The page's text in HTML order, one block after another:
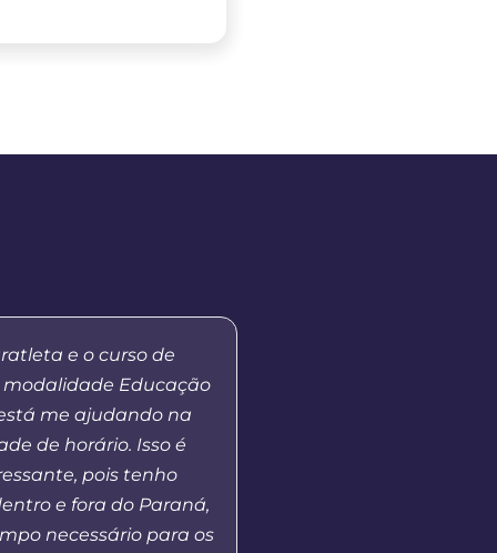
e o curso de
Educação
me ajudando na
de horário. Isso é
pois tenho
e fora do Paraná,
necessário para os